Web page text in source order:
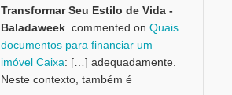
Transformar Seu Estilo de Vida -
Baladaweek commented on Quais
documentos para financiar um
imóvel Caixa: […] adequadamente.
Neste contexto, também é